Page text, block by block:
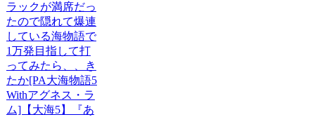
ラックが満席だっ
たので隠れて爆連
している海物語で
1万発目指して打
ってみたら、、き
たか[PA大海物語5
Withアグネス・ラ
ム]【大海5】『あ